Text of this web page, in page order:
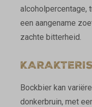
alcoholpercentage,
een aangename
zachte bitterheid.
Bockbier kan
donkerbruin, met